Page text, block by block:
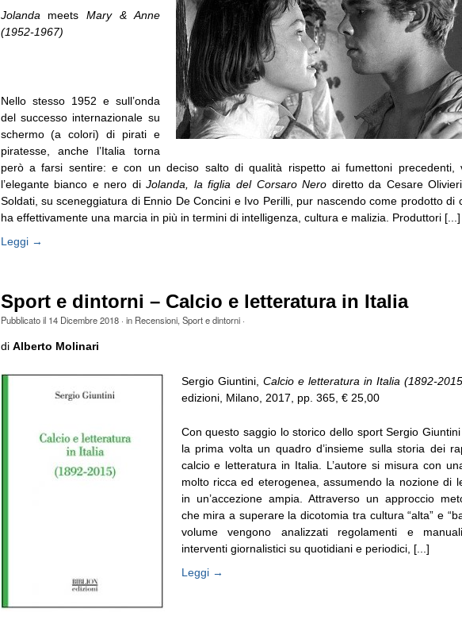
Jolanda meets Mary & Anne
(1952-1967)
Nello stesso 1952 e sull’onda
del successo internazionale su
schermo (a colori) di pirati e
piratesse, anche l’Italia torna
però a farsi sentire: e con un deciso salto di qualità rispetto ai fumettoni precedenti,
l’elegante bianco e nero diJolanda, la figlia del Corsaro Nero diretto da Cesare
Soldati, su sceneggiatura di Ennio De Concini e Ivo Perilli, pur nascendo come prodotto di
ha effettivamente una marcia in più in termini di intelligenza, cultura e malizia. Produttori [...]
Leggi →
Sport e dintorni – Calcio e letteratura in Italia
Pubblicato il 14 Dicembre 2018· in Recensioni, Sport e dintorni·
di Alberto Molinari
Sergio Giuntini, Calcio e letteratura in Italia (1892-
edizioni, Milano, 2017, pp. 365, € 25,00
Con questo saggio lo storico dello sport Sergio
la prima volta un quadro d’insieme sulla storia dei
calcio e letteratura in Italia. L’autore si misura con
molto ricca ed eterogenea, assumendo la nozione di
in un’accezione ampia. Attraverso un approccio
che mira a superare la dicotomia tra cultura “alta” e
volume vengono analizzati regolamenti e
interventi giornalistici su quotidiani e periodici, [...]
Leggi →